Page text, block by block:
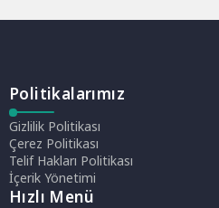
Politikalarımız
Gizlilik Politikası
Çerez Politikası
Telif Hakları Politikası
İçerik Yönetimi
Hızlı Menü